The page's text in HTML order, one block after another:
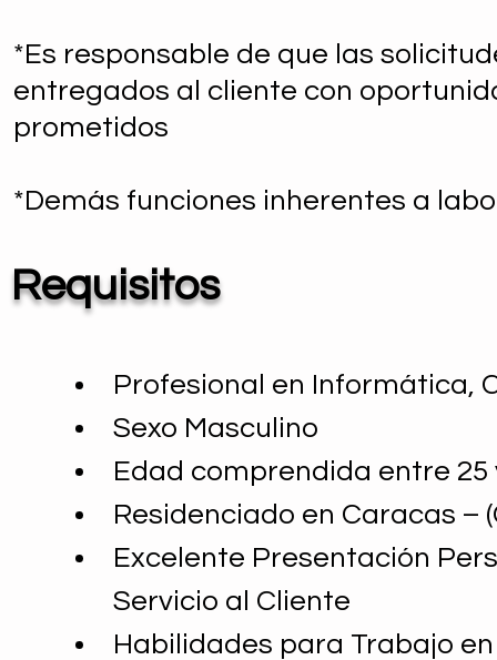
*Es responsable de que las
entregados al cliente con
prometidos
*Demás funciones inherentes a
Requisitos
Profesional en Informática,
Sexo Masculino
Edad comprendida entre 25
Residenciado en Caracas –
Excelente Presentación
Servicio al Cliente
Habilidades para Trabajo